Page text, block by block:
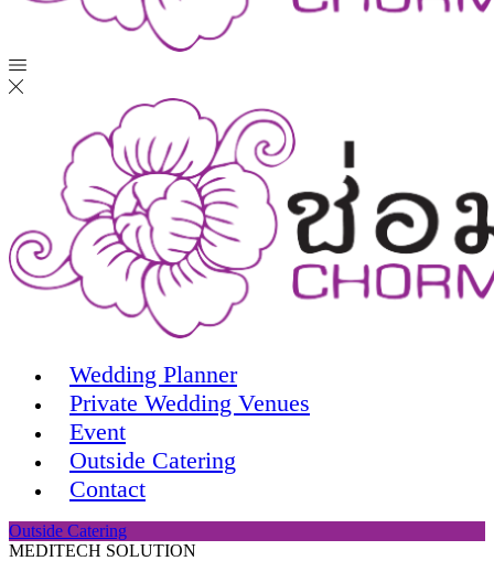
Wedding Planner
Private Wedding Venues
Event
Outside Catering
Contact
Outside Catering
MEDITECH SOLUTION